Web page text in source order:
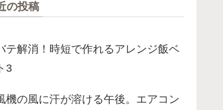
の投稿
テ解消！時短で作れるアレンジ飯ベ
3
機の風に汗が溶ける午後。エアコン